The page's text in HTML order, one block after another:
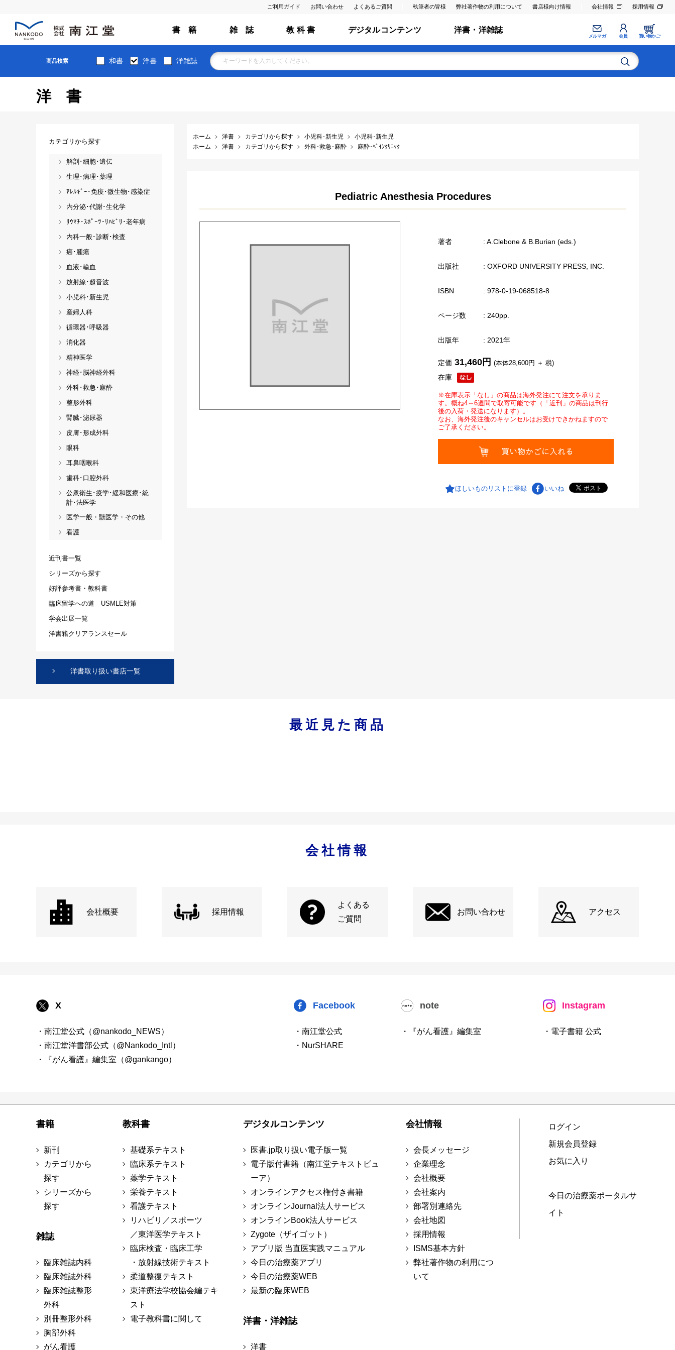
ご利用ガイド お問い合わせ よくあるご質問 執筆者の皆様 弊社著作物の利用について 書店様向け情報 会社情報 採用情報
書 籍 雑 誌 教 科 書 デジタルコンテンツ 洋書・洋雑誌
メルマガ 会員 買い物かご
商品検索 和書 洋書 洋雑誌
洋書
ホーム 洋書 カテゴリから探す 小児科･新生児
小児科･新生児
ホーム
洋書 カテゴリから探す 外科･救急･麻酔 麻酔･ﾍﾟｲﾝｸﾘﾆｯｸ
Pediatric Anesthesia Procedures
著者 : A.Clebone & B.Burian (eds.)
出版社 : OXFORD UNIVERSITY PRESS, INC.
ISBN : 978-0-19-068518-8
ページ数 : 240pp.
出版年 : 2021年
在庫
定価 31,460円 (本体28,600円 ＋ 税)
※在庫表示「なし」の商品は海外発注にて注文を承りま
す。概ね4～6週間で取寄可能です（「近刊」の商品は刊行
後の入荷・発送になります）。
なお、海外発注後のキャンセルはお受けできかねますので
ご了承ください。
ほしいものリストに登録 いいね
カテゴリから探す
解剖･細胞･遺伝
生理･病理･薬理
ｱﾚﾙｷﾞｰ･免疫･微生物･感染症
内分泌･代謝･生化学
ﾘｳﾏﾁ･ｽﾎﾟｰﾂ･ﾘﾊﾋﾞﾘ･老年病
内科一般･診断･検査
癌･腫瘍
血液･輸血
放射線･超音波
小児科･新生児
産婦人科
循環器･呼吸器
消化器
精神医学
神経･脳神経外科
外科･救急･麻酔
整形外科
腎臓･泌尿器
皮膚･形成外科
眼科
耳鼻咽喉科
歯科･口腔外科
公衆衛生･疫学･緩和医療･統
計･法医学
医学一般・獣医学・その他
看護
近刊書一覧
シリーズから探す
好評参考書・教科書
臨床留学への道 USMLE対策
学会出展一覧
洋書籍クリアランスセール
洋書取り扱い書店一覧
最近見た商品
会社情報
会社概要 採用情報
よくある
ご質問
お問い合わせ アクセス
X
・南江堂公式（@nankodo_NEWS）
・南江堂洋書部公式（@Nankodo_Intl）
・『がん看護』編集室（@gankango）
Facebook
・南江堂公式
・NurSHARE
note
・『がん看護』編集室
Instagram
・電子書籍 公式
書籍
新刊
カテゴリから
探す
シリーズから
探す
雑誌
臨床雑誌内科
臨床雑誌外科
臨床雑誌整形
外科
別冊整形外科
胸部外科
がん看護
教科書
基礎系テキスト
臨床系テキスト
薬学テキスト
栄養テキスト
看護テキスト
リハビリ／スポーツ
／東洋医学テキスト
臨床検査・臨床工学
・放射線技術テキスト
柔道整復テキスト
東洋療法学校協会編テキ
スト
電子教科書に関して
デジタルコンテンツ
医書.jp取り扱い電子版一覧
電子版付書籍（南江堂テキストビュ
ーア）
オンラインアクセス権付き書籍
オンラインJournal法人サービス
オンラインBook法人サービス
Zygote（ザイゴット）
アプリ版 当直医実践マニュアル
今日の治療薬アプリ
今日の治療薬WEB
最新の臨床WEB
洋書・洋雑誌
洋書
会社情報
会長メッセージ
企業理念
会社概要
会社案内
部署別連絡先
会社地図
採用情報
ISMS基本方針
弊社著作物の利用につ
いて
ログイン
新規会員登録
お気に入り
今日の治療薬ポータルサ
イト